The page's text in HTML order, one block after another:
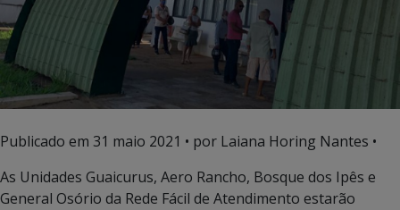
Publicado em 31 maio 2021 • por Laiana Horing Nantes •
As Unidades Guaicurus, Aero Rancho, Bosque dos Ipês e
General Osório da Rede Fácil de Atendimento estarão